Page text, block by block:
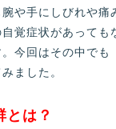
や手にしびれや痛
覚症状があっても
今回はその中でも
ました。
とは？